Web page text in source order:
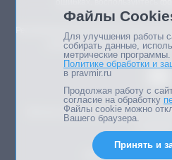
Републикация материалов сайта в
возможна только с
Мнение авторов статей портала
Дизайн сайта -
Файлы
Для улучшения работы
собирать данные,
метрические
Политике обработки и
в pravmir.ru
Продолжая работу с
согласие на обработку
Файлы cookie можно
Вашего браузера.
Принять и